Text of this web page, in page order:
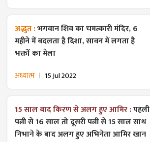
अद्भुत :भगवान शिव का चमत्कारी मंदिर, 6
महीने में बदलता है दिशा, सावन में लगता है
भक्तों का मेला
अध्यात्म 15 Jul 2022
15 साल बाद किरण से अलग हुए आमिर :पहली
पत्नी से 16 साल तो दूसरी पत्नी से 15 साल साथ
निभाने के बाद अलग हुए अभिनेता आमिर खान